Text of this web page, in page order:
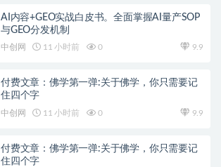
AI内容+GEO实战白皮书。全面掌握AI量产SOP
与GEO分发机制
中创网 11 小时前 0 9.9
付费文章：佛学第一弹:关于佛学，你只需要记
住四个字
中创网 11 小时前 0 9.9
付费文章：佛学第一弹:关于佛学，你只需要记
住四个字